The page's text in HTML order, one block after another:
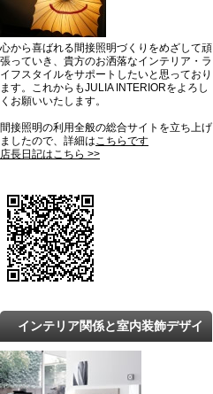
心から喜ばれる間接照明づくりをめざして頑
張っていき、貴方のお洒落なインテリア・ラ
イフスタイルをサポートしたいと思っており
ます。これからもJULIA INTERIORをよろし
くお願いいたします。
間接照明の利用全般の総合サイトを立ち上げ
ましたので、詳細はこちらです
店長日記はこちら >>
インテリア関係と室内装飾デザイ
ンの最新トレンドと知識